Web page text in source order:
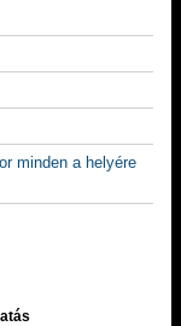
minden a helyére